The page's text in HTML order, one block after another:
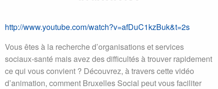
http://www.youtube.com/watch?v=afDuC1kzBuk&t=2s
Vous êtes à la recherche d’organisations et services
sociaux-santé mais avez des difficultés à trouver rapidement
ce qui vous convient ? Découvrez, à travers cette vidéo
d’animation, comment Bruxelles Social peut vous faciliter